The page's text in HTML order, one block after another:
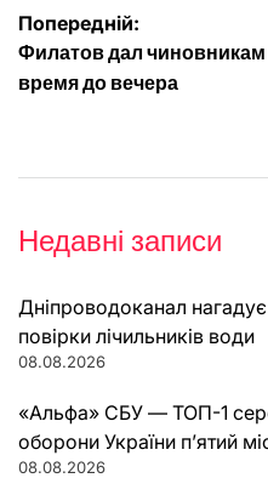
Навігація
записів
Попередній:
Филатов дал чиновникам
время до вечера
Недавні записи
Дніпроводоканал
повірки лічильників води
08.08.2026
«Альфа» СБУ — ТОП-1
оборони України п’ятий
08.08.2026